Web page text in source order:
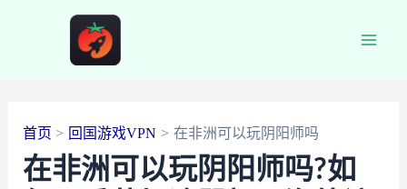
首页 回国游戏VPN 在非洲可以玩阴阳师吗
在非洲可以玩阴阳师吗?如